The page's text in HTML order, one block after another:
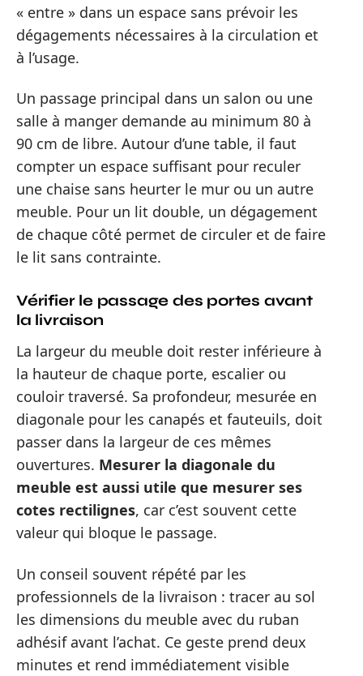
« entre » dans un espace sans prévoir les
dégagements nécessaires à la circulation et
à l’usage.
Un passage principal dans un salon ou une
salle à manger demande au minimum 80 à
90 cm de libre. Autour d’une table, il faut
compter un espace suffisant pour reculer
une chaise sans heurter le mur ou un autre
meuble. Pour un lit double, un dégagement
de chaque côté permet de circuler et de faire
le lit sans contrainte.
Vérifier le passage des portes avant
la livraison
La largeur du meuble doit rester inférieure à
la hauteur de chaque porte, escalier ou
couloir traversé. Sa profondeur, mesurée en
diagonale pour les canapés et fauteuils, doit
passer dans la largeur de ces mêmes
ouvertures. Mesurer la diagonale du
meuble est aussi utile que mesurer ses
cotes rectilignes, car c’est souvent cette
valeur qui bloque le passage.
Un conseil souvent répété par les
professionnels de la livraison : tracer au sol
les dimensions du meuble avec du ruban
adhésif avant l’achat. Ce geste prend deux
minutes et rend immédiatement visible